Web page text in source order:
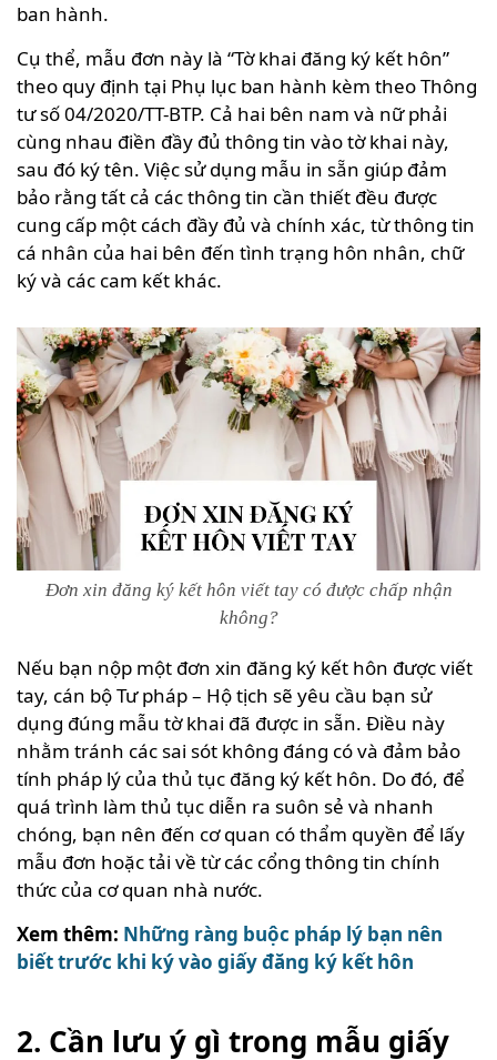
ban hành.
Cụ thể, mẫu đơn này là “Tờ khai đăng ký kết hôn”
theo quy định tại Phụ lục ban hành kèm theo Thông
tư số 04/2020/TT-BTP. Cả hai bên nam và nữ phải
cùng nhau điền đầy đủ thông tin vào tờ khai này,
sau đó ký tên. Việc sử dụng mẫu in sẵn giúp đảm
bảo rằng tất cả các thông tin cần thiết đều được
cung cấp một cách đầy đủ và chính xác, từ thông tin
cá nhân của hai bên đến tình trạng hôn nhân, chữ
ký và các cam kết khác.
Đơn xin đăng ký kết hôn viết tay có được chấp nhận
không?
Nếu bạn nộp một đơn xin đăng ký kết hôn được viết
tay, cán bộ Tư pháp – Hộ tịch sẽ yêu cầu bạn sử
dụng đúng mẫu tờ khai đã được in sẵn. Điều này
nhằm tránh các sai sót không đáng có và đảm bảo
tính pháp lý của thủ tục đăng ký kết hôn. Do đó, để
quá trình làm thủ tục diễn ra suôn sẻ và nhanh
chóng, bạn nên đến cơ quan có thẩm quyền để lấy
mẫu đơn hoặc tải về từ các cổng thông tin chính
thức của cơ quan nhà nước.
Xem thêm: Những ràng buộc pháp lý bạn nên
biết trước khi ký vào giấy đăng ký kết hôn
2. Cần lưu ý gì trong mẫu giấy